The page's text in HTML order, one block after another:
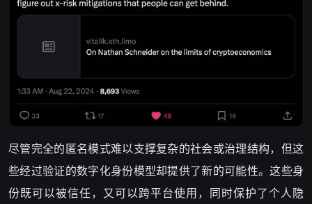
尽管完全的匿名模式难以支撑复杂的社会或治理结构，但这
些经过验证的数字化身份模型却提供了新的可能性。这些身
份既可以被信任，又可以跨平台使用，同时保护了个人隐